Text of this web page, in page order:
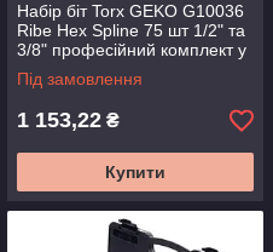
Набір біт Torx GEKO G10036
Ribe Hex Spline 75 шт 1/2" та
3/8" професійний комплект у
кейсі
Під замовлення
1 153,22 ₴
Купити